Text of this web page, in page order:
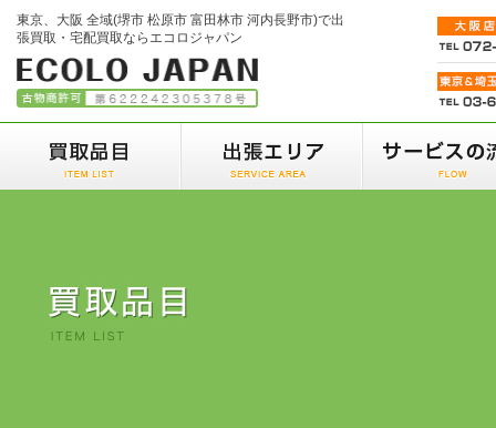
東京、大阪 全域(堺市 松原市 富田林市 河内長野市)で出
張買取・宅配買取ならエコロジャパン